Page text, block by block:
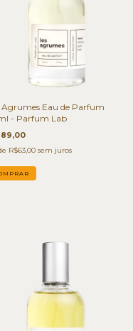
Agrumes Eau de Parfum
- Parfum Lab
R$63,00 sem juros